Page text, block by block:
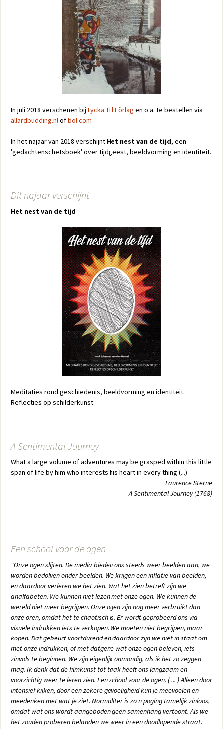
In juli 2018 verschenen bij Lycka Till Förlag en o.a. te bestellen via
allardbudding.nlofbol.com
In het najaar van 2018 verschijnt Het nest van de tijd, een
'gedachtenschetsboek' over tijdgeest, beeldvorming en identiteit.
Dit najaar verschijnt
Het nest van de tijd
Meditaties rond geschiedenis, beeldvorming en identiteit.
Reflecties op schilderkunst.
A Sentimental Journey
What a large volume of adventures may be grasped within this little
span of life by him who interests his heart in every thing (...)
Laurence Sterne
A Sentimental Journey (1768)
Een school voor de ogen
"Onze ogen slijten. De media bieden ons steeds weer beelden aan, we
worden bedolven onder beelden. We krijgen een inflatie van beelden,
en daardoor verleren we het zien. Wat het zien betreft zijn we
analfabeten. We kunnen niet lezen met onze ogen. We kunnen de
wereld niet meer begrijpen. Onze ogen zijn nog meer verbruikt dan
onze oren, omdat het te chaotisch is. Er wordt geprobeerd ons via
visuele indrukken iets te verkopen. We moeten niet begrijpen, maar
kopen. Dat gebeurt voortdurend en daardoor zijn we niet in staat om
met onze indrukken, of met datgene wat onze ogen beleven, iets
zinvols te beginnen. We zijn eigenlijk onmondig, als ik het zo zeggen
mag. Ik denk dat de filmkunst tot taak heeft ons langzaam en
voorzichtig weer te leren zien. Een school voor de ogen. ( ... ) Alleen door
intensief kijken, door een zekere gevoeligheid kun je meevoelen en
meedenken met wat je ziet. Normaliter is zo'n poging tamelijk zinloos,
omdat wat ons wordt aangeboden geen samenhang vertoont. Als we
het zouden proberen belanden we weer in een doodlopende straat.